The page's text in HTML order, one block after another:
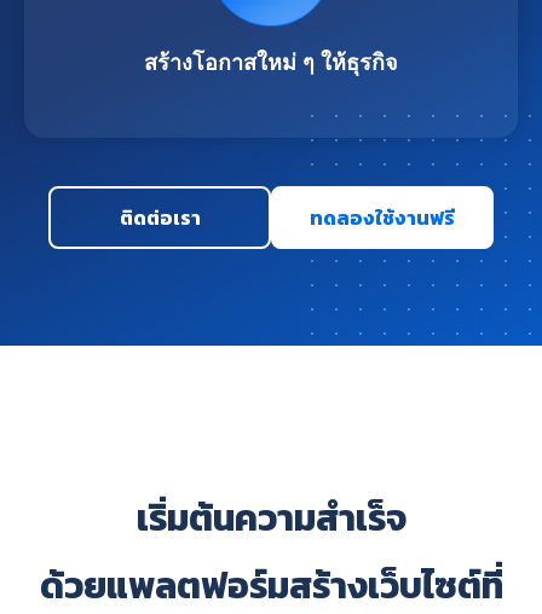
สร้างโอกาสใหม่ ๆ ให้ธุรกิจ
ติดต่อเรา ทดลองใช้งานฟรี
เริ่มต้นความสำเร็จ
ด้วยแพลตฟอร์มสร้างเว็บไซต์ที่